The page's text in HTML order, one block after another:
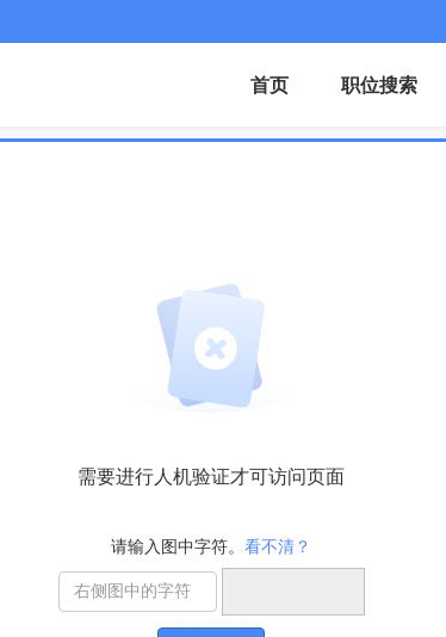
首页 职位搜索
需要进行人机验证才可访问页面
请输入图中字符。 看不清？